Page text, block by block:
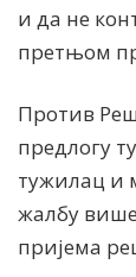
и да не
претњом
Против
предлогу
тужилац и
жалбу
пријема